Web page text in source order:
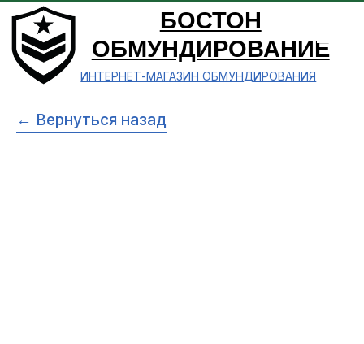
БОСТОН
ОБМУНДИРОВАНИЕ
ИНТЕРНЕТ-МАГАЗИН ОБМУНДИРОВАНИЯ
← Вернуться назад